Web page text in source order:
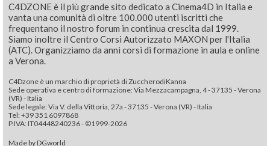
C4DZONE è il più grande sito dedicato a Cinema4D in Italia e
vanta una comunità di oltre 100.000 utenti iscritti che
frequentano il nostro forum in continua crescita dal 1999.
Siamo inoltre il Centro Corsi Autorizzato MAXON per l'Italia
(ATC). Organizziamo da anni corsi di formazione in aula e online
a Verona.
C4Dzone è un marchio di proprietà di ZuccherodiKanna
Sede operativa e centro di formazione: Via Mezzacampagna, 4 - 37135 - Verona
(VR) - Italia
Sede legale: Via V. della Vittoria, 27a - 37135 - Verona (VR) - Italia
Tel: +39 351 6097868‬
P.IVA: IT04448240236 - ©1999-2026
Made by DGworld